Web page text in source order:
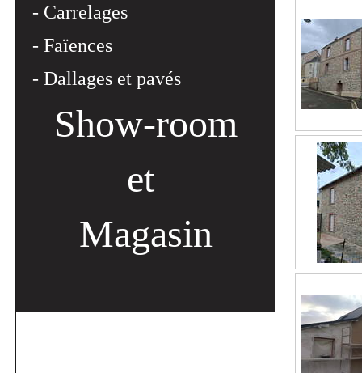
- Carrelages
- Faïences
- Dallages et pavés
Show-room
et
Magasin